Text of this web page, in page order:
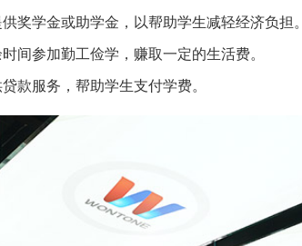
奖学金或助学金，以帮助学生减轻经济负担。
间参加勤工俭学，赚取一定的生活费。
款服务，帮助学生支付学费。